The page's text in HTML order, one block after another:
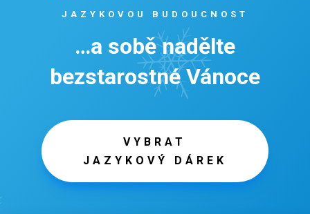
JAZYKOVOU BUDOUCNOST
…a sobě nadělte
bezstarostné Vánoce
VYBRAT
JAZYKOVÝ DÁREK